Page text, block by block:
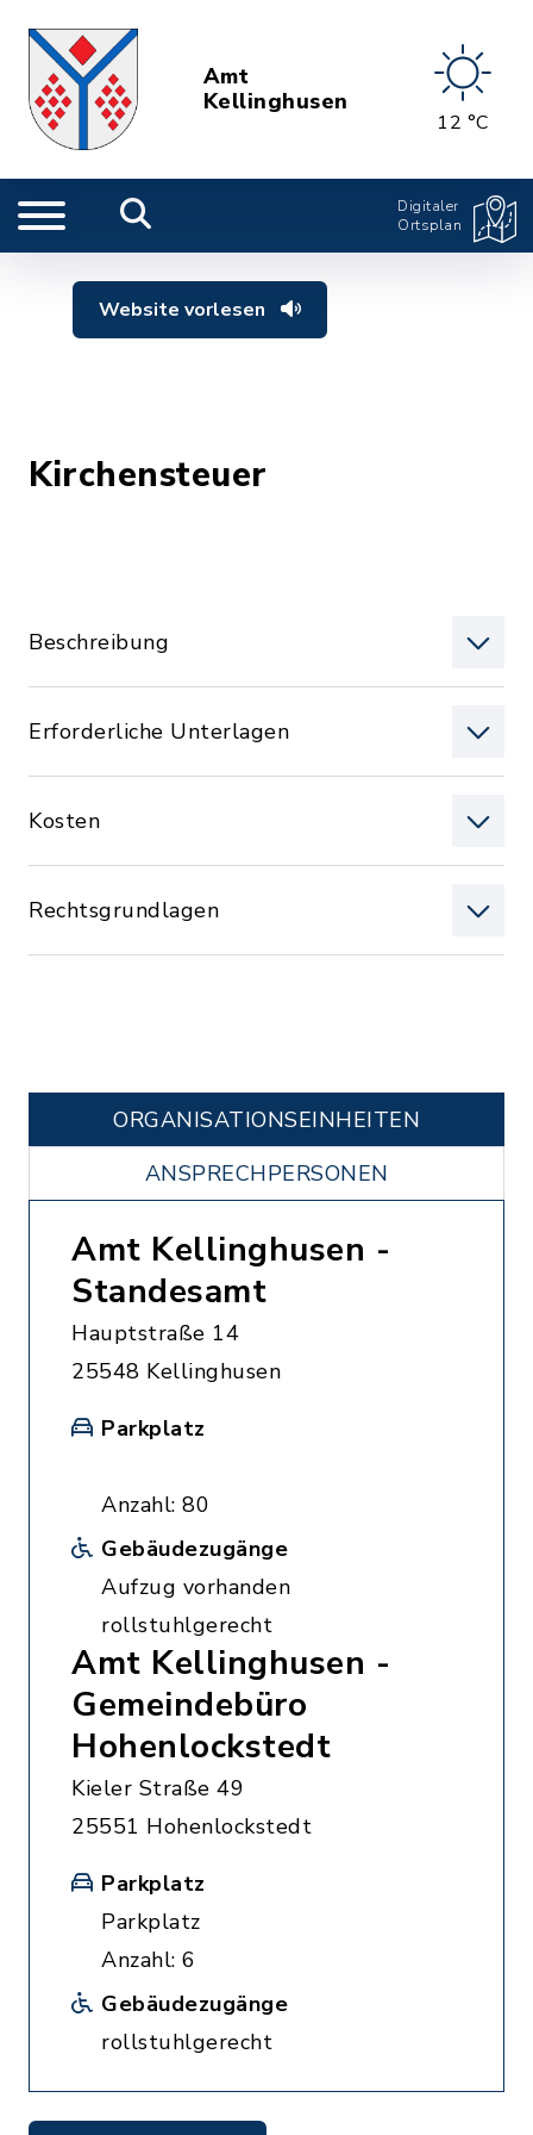
Amt
Kellinghusen
12 °C
Digitaler
Ortsplan
Website vorlesen
Kirchensteuer
Beschreibung
Erforderliche Unterlagen
Kosten
Rechtsgrundlagen
ORGANISATIONS­EINHEITEN
ANSPRECHPERSONEN
Amt Kellinghusen -
Standesamt
Hauptstraße 14
25548 Kellinghusen
Parkplatz
Anzahl: 80
Gebäudezugänge
Aufzug vorhanden
rollstuhlgerecht
Amt Kellinghusen -
Gemeindebüro
Hohenlockstedt
Kieler Straße 49
25551 Hohenlockstedt
Parkplatz
Parkplatz
Anzahl: 6
Gebäudezugänge
rollstuhlgerecht